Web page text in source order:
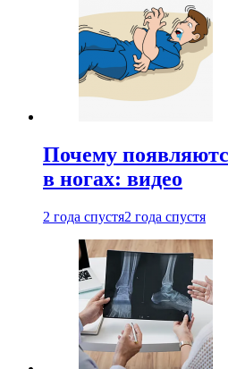
Почему
в ногах: видео
2 года спустя2 года спустя